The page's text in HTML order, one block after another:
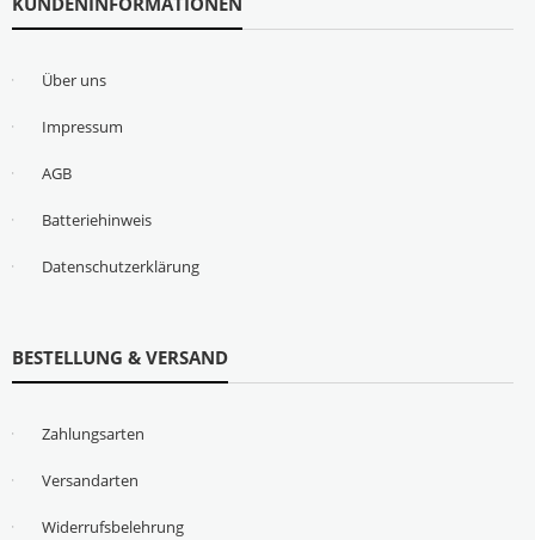
Über uns
Impressum
AGB
Batteriehinweis
Datenschutzerklärung
BESTELLUNG & VERSAND
Zahlungsarten
Versandarten
Widerrufsbelehrung